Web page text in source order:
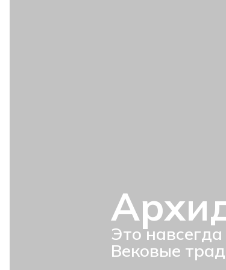
Это навсегда
Вековые